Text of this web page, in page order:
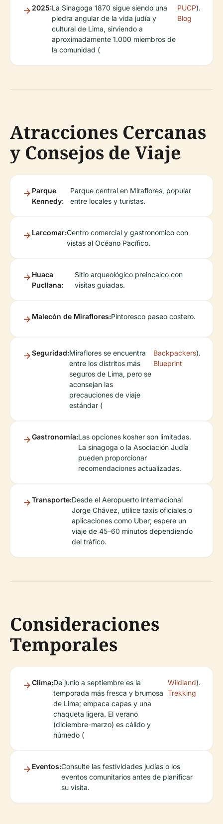
2025:La Sinagoga 1870 sigue siendo una
piedra angular de la vida judía y
cultural de Lima, sirviendo a
aproximadamente 1.000 miembros de
la comunidad (
PUCP
Blog
).
Atracciones Cercanas
y Consejos de Viaje
Parque
Kennedy:
Parque central en Miraflores, popular
entre locales y turistas.
Larcomar:Centro comercial y gastronómico con
vistas al Océano Pacífico.
Huaca
Pucllana:
Sitio arqueológico preincaico con
visitas guiadas.
Malecón de Miraflores:Pintoresco paseo costero.
Seguridad:Miraflores se encuentra
entre los distritos más
seguros de Lima, pero se
aconsejan las
precauciones de viaje
estándar (
Backpackers
Blueprint
).
Gastronomía:Las opciones kosher son limitadas.
La sinagoga o la Asociación Judía
pueden proporcionar
recomendaciones actualizadas.
Transporte:Desde el Aeropuerto Internacional
Jorge Chávez, utilice taxis oficiales o
aplicaciones como Uber; espere un
viaje de 45–60 minutos dependiendo
del tráfico.
Consideraciones
Temporales
Clima:De junio a septiembre es la
temporada más fresca y brumosa
de Lima; empaca capas y una
chaqueta ligera. El verano
(diciembre-marzo) es cálido y
húmedo (
Wildland
Trekking
).
Eventos:Consulte las festividades judías o los
eventos comunitarios antes de planificar
su visita.